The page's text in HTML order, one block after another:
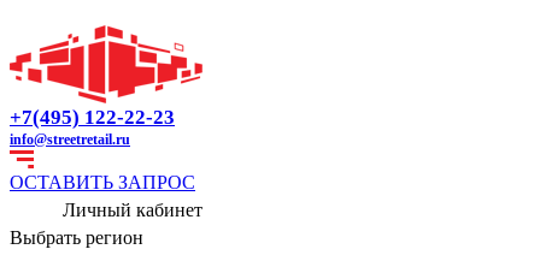
+7(495) 122-22-23
info@streetretail.ru
ОСТАВИТЬ ЗАПРОС
Личный кабинет
Выбрать регион